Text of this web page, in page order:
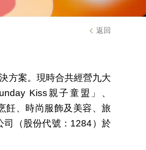
返回
方案。現時合共經營九大
Kiss親子童盟」、
飪、時尚服飾及美容、旅
司（股份代號：1284）於